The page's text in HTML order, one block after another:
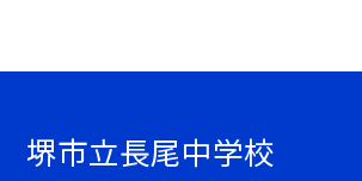
堺市立長尾中学校